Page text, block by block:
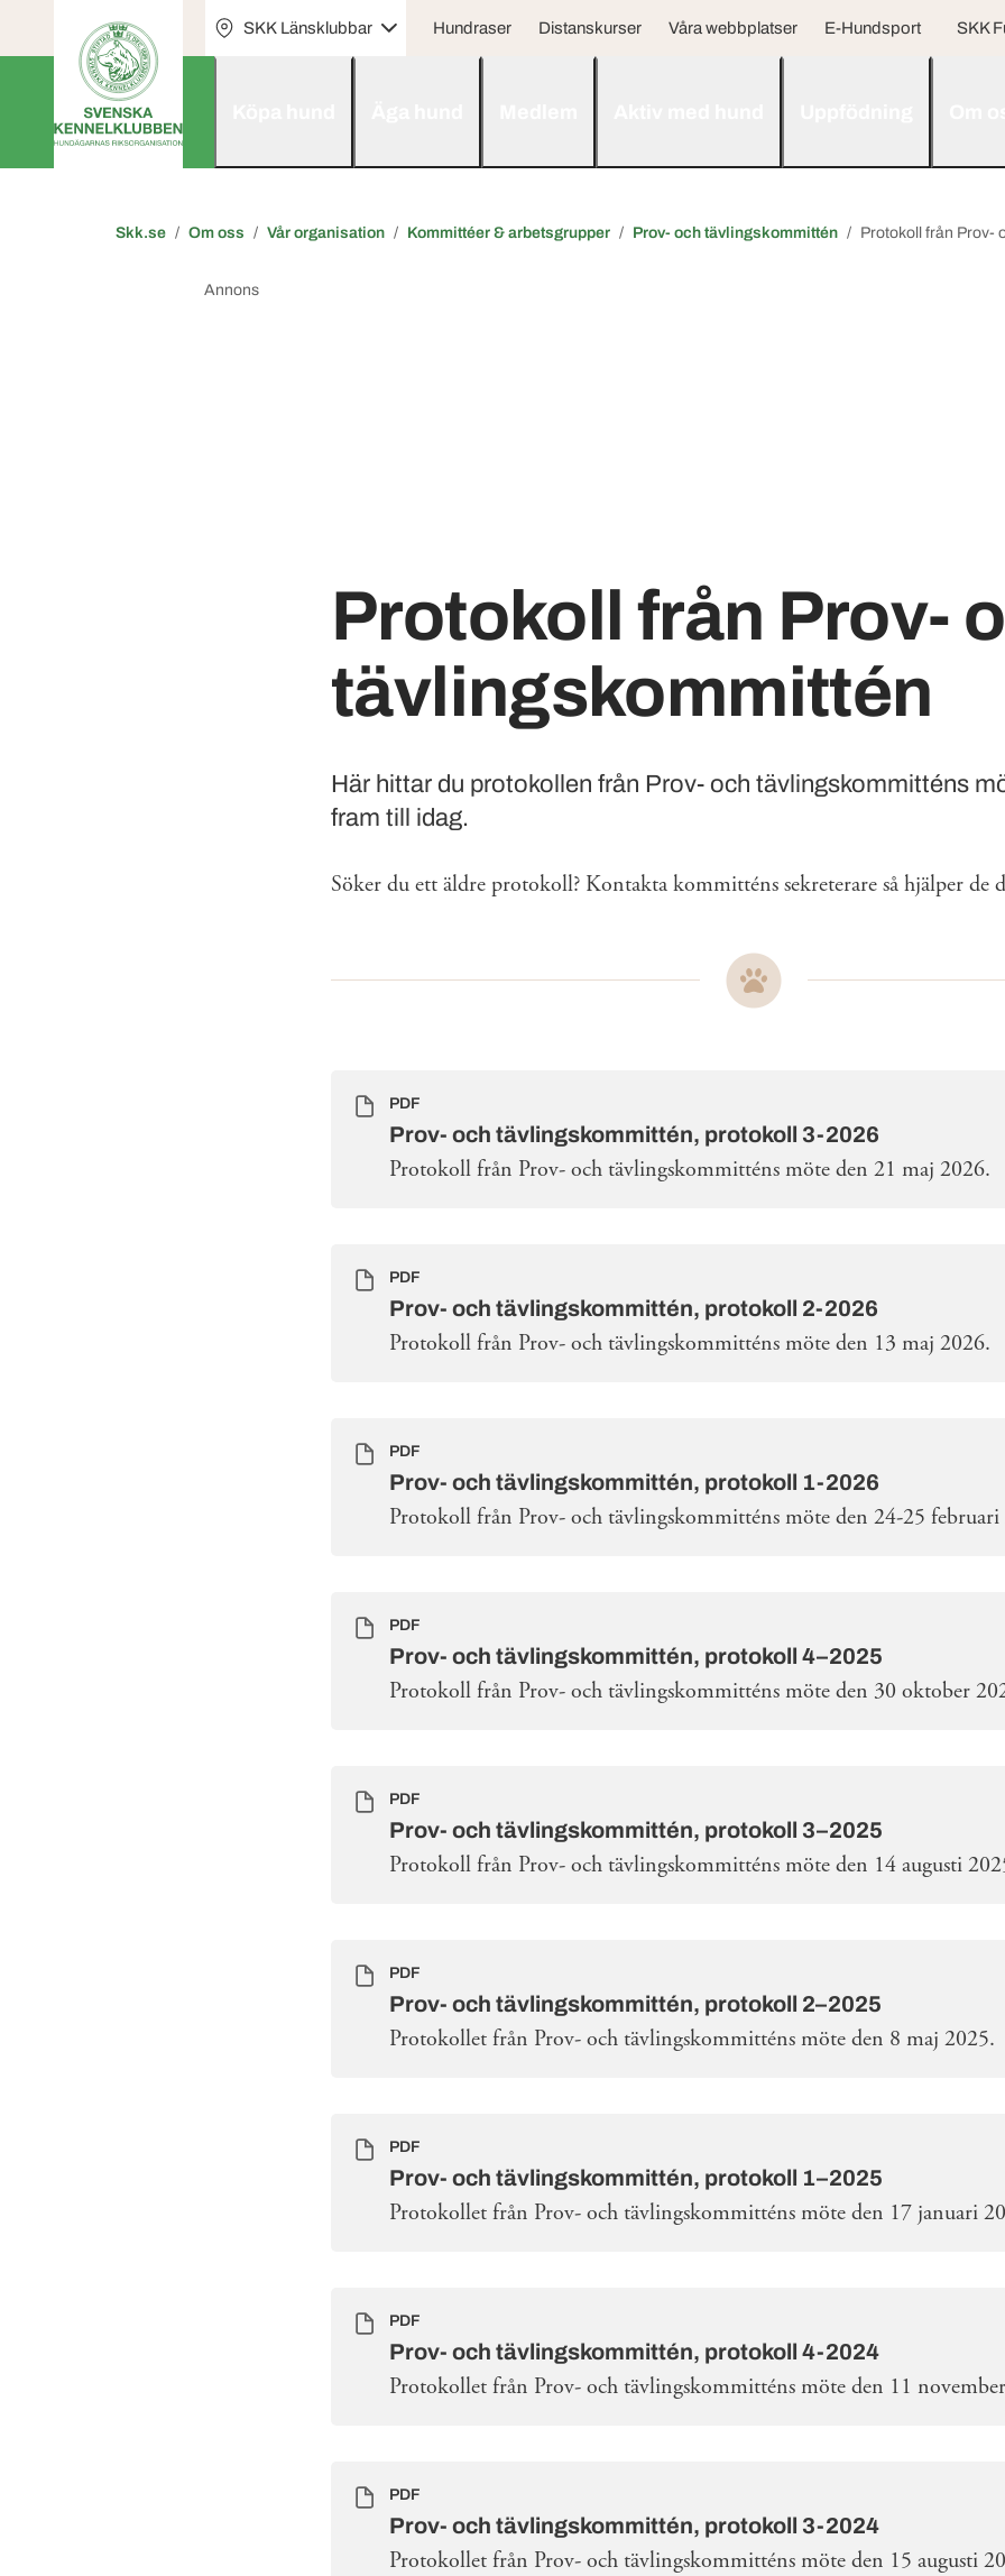
SKK Länsklubbar Hundraser Distanskurser Våra webbplatser E-Hundsport SKK
Skk.se Om oss Vår organisation Kommittéer & arbetsgrupper Prov- och tävlingskommittén Protokoll från Prov-
Annons
Protokoll från Prov-
tävlingskommittén
Här hittar du protokollen från Prov- och tävlingskommitténs
fram till idag.
Söker du ett äldre protokoll? Kontakta kommitténs sekreterare så hjälper de
PDF
Prov- och tävlingskommittén, protokoll 3-2026
Protokoll från Prov- och tävlingskommitténs möte den 21 maj 2026.
PDF
Prov- och tävlingskommittén, protokoll 2-2026
Protokoll från Prov- och tävlingskommitténs möte den 13 maj 2026.
PDF
Prov- och tävlingskommittén, protokoll 1-2026
Protokoll från Prov- och tävlingskommitténs möte den 24-25
PDF
Prov- och tävlingskommittén, protokoll 4–2025
Protokoll från Prov- och tävlingskommitténs möte den 30 oktober
PDF
Prov- och tävlingskommittén, protokoll 3–2025
Protokoll från Prov- och tävlingskommitténs möte den 14 augusti
PDF
Prov- och tävlingskommittén, protokoll 2–2025
Protokollet från Prov- och tävlingskommitténs möte den 8 maj 2025.
PDF
Prov- och tävlingskommittén, protokoll 1–2025
Protokollet från Prov- och tävlingskommitténs möte den 17 januari
PDF
Prov- och tävlingskommittén, protokoll 4-2024
Protokollet från Prov- och tävlingskommitténs möte den 11
PDF
Prov- och tävlingskommittén, protokoll 3-2024
Protokollet från Prov- och tävlingskommitténs möte den 15 augusti